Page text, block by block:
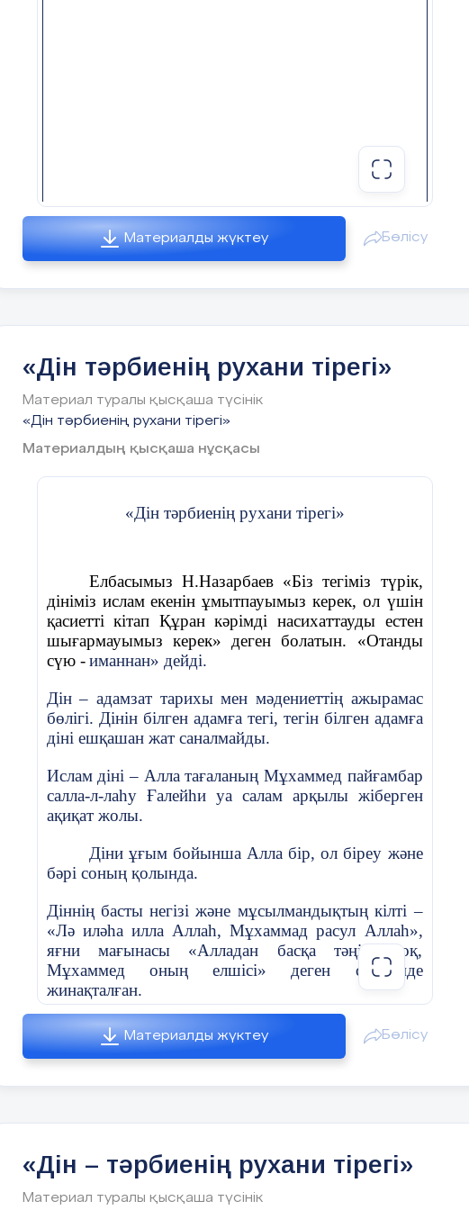
Қатысушыларға бірнеше топқа бөлініп, шағын
Әр топ өз ойларын ортаға салып, қорытынды
ретінде ұсыныс жасайды.
рухани тәрбие берудің маңыздылығы туралы
мен іс-қимылдар туралы хабарлау.
Іс-шараға қатысушыларды марапаттау (5-10
тақырыбында өткізілген іс-шараға қатысқаны үшін
Жиынтық баяндамашылар мен спикерлер.
Діни бейнемазмұн.
Діни әдебиеттер, кітаптар, діни ұйымдар туралы
мәліметтер.
Проектор мен экран.
4. Іс-шараның уақыт аралығы:
Жалпы уақыт: 1,5 - 2 сағат.
5. Қорытынды:
Бұл іс-шара қатысушыларға дін мен тәрбиенің
қоғамдағы маңызды аспектілерін түсінуге көмектеседі.
Тәрбиенің негізі ретінде діни құндылықтардың әсерін
сезінген жастар адамгершілік, ізгілік және рухани даму
жолында оңтайлы бағытта өседі.
Материалды жүктеу Бөлісу
«Дін тәрбиенің рухани тірегі»
Материал туралы қысқаша түсінік
«Дін тәрбиенің рухани тірегі»
Материалдың қысқаша нұсқасы
«Дін тәрбиенің рухани тірегі»
Елбасымыз Н.Назарбаев «Біз тегіміз түрік,
дініміз ислам екенін ұмытпауымыз керек, ол үшін
қасиетті кітап Құран кәрімді насихаттауды естен
шығармауымыз керек» деген болатын. «Отанды
сүю - иманнан» дейді.
Дін – адамзат тарихы мен мәдениеттің ажырамас
бөлігі. Дінін білген адамға тегі, тегін білген адамға
діні ешқашан жат саналмайды.
Ислам діні – Алла тағаланың Мұхаммед пайғамбар
салла-л-лаһу Ғалейһи уа салам арқылы жіберген
ақиқат жолы.
Діни ұғым бойынша Алла бір, ол біреу және
бәрі соның қолында.
Діннің басты негізі және мұсылмандықтың кілті –
«Лә иләһа илла Аллаһ, Мұхаммад расул Аллаһ»,
яғни мағынасы «Алладан басқа тәңір жоқ,
Мұхаммед оның елшісі» деген сөйлемде
жинақталған.
Ислам дін – ол тазалық, тәртіп, адамгершілік
бастауы, имандылықтың белгісі. Адам баласын
асып-таспауға, ғылым мен білімге және ынтымақта
кепілі.
Тілі, діні жоқ елдің болашағы бұлыңғыр.
Өзін мұсылман дейтін әрбір қазақ – Ислам
Материалды жүктеу Бөлісу
«Дін – тәрбиенің рухани тірегі»
Материал туралы қысқаша түсінік